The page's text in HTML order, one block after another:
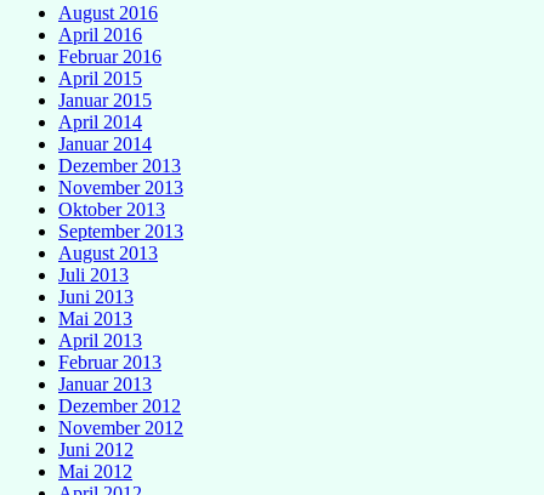
August 2016
April 2016
Februar 2016
April 2015
Januar 2015
April 2014
Januar 2014
Dezember 2013
November 2013
Oktober 2013
September 2013
August 2013
Juli 2013
Juni 2013
Mai 2013
April 2013
Februar 2013
Januar 2013
Dezember 2012
November 2012
Juni 2012
Mai 2012